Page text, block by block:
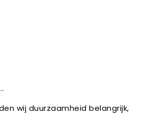
wij duurzaamheid belangrijk,